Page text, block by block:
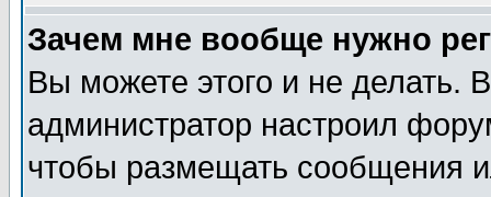
Зачем мне вообще нужно
Вы можете этого и не делать.
администратор настроил
чтобы размещать сообщения